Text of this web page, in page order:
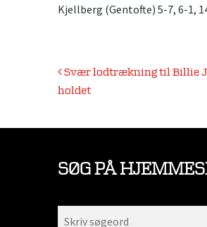
Kjellberg (Gentofte) 5-7, 6-1,
Indlægsnavigation
Svær lodtrækning til Billie
holdet
SØG PÅ